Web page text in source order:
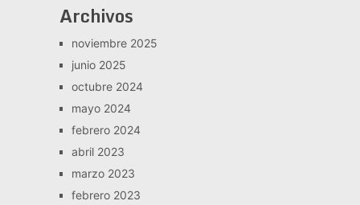
Archivos
noviembre 2025
junio 2025
octubre 2024
mayo 2024
febrero 2024
abril 2023
marzo 2023
febrero 2023